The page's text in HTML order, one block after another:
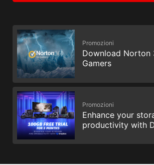
Promozioni
Download Norton
Gamers
Promozioni
Enhance your
productivity with